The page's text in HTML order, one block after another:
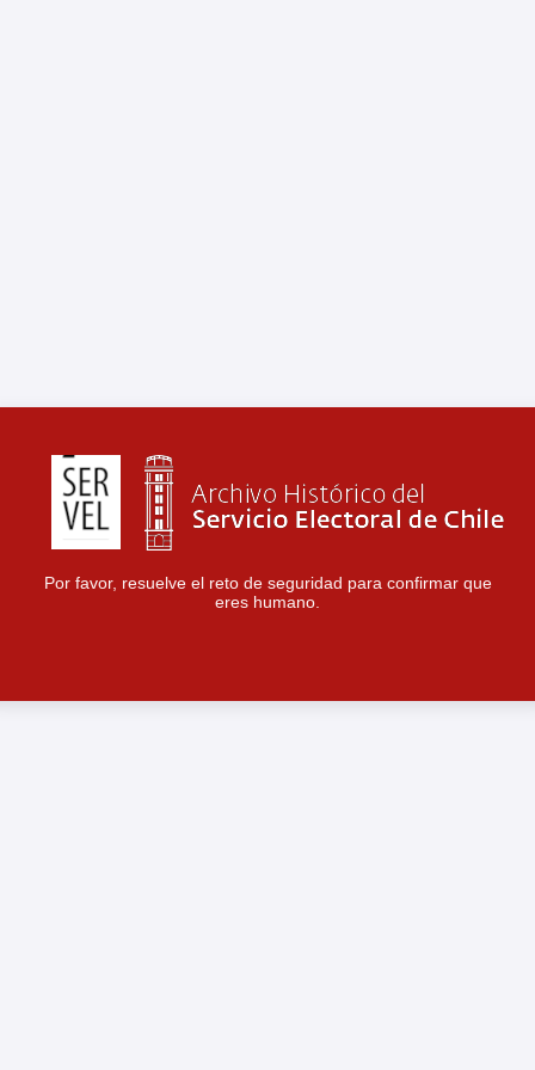
Por favor, resuelve el reto de seguridad para confirmar que
eres humano.